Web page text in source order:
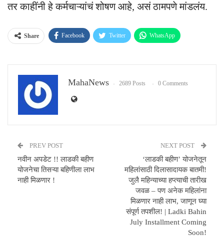
तर काहींनी हे कर्मचाऱ्यांचं शोषण आहे, असं ठामपणे मांडलंय.
Share Facebook Twitter WhatsApp
MahaNews 2689 Posts 0 Comments
PREV POST
नवीन अपडेट !! लाडकी बहीण
योजनेचा तिसऱ्या बहिणीला लाभ
नाही मिळणार !
NEXT POST
‘लाडकी बहीण’ योजनेतून
महिलांसाठी दिलासादायक बातमी!
जुलै महिन्याच्या हप्त्याची तारीख
जवळ – पण अनेक महिलांना
मिळणार नाही लाभ, जाणून घ्या
संपूर्ण तपशील! | Ladki Bahin
July Installment Coming
Soon!